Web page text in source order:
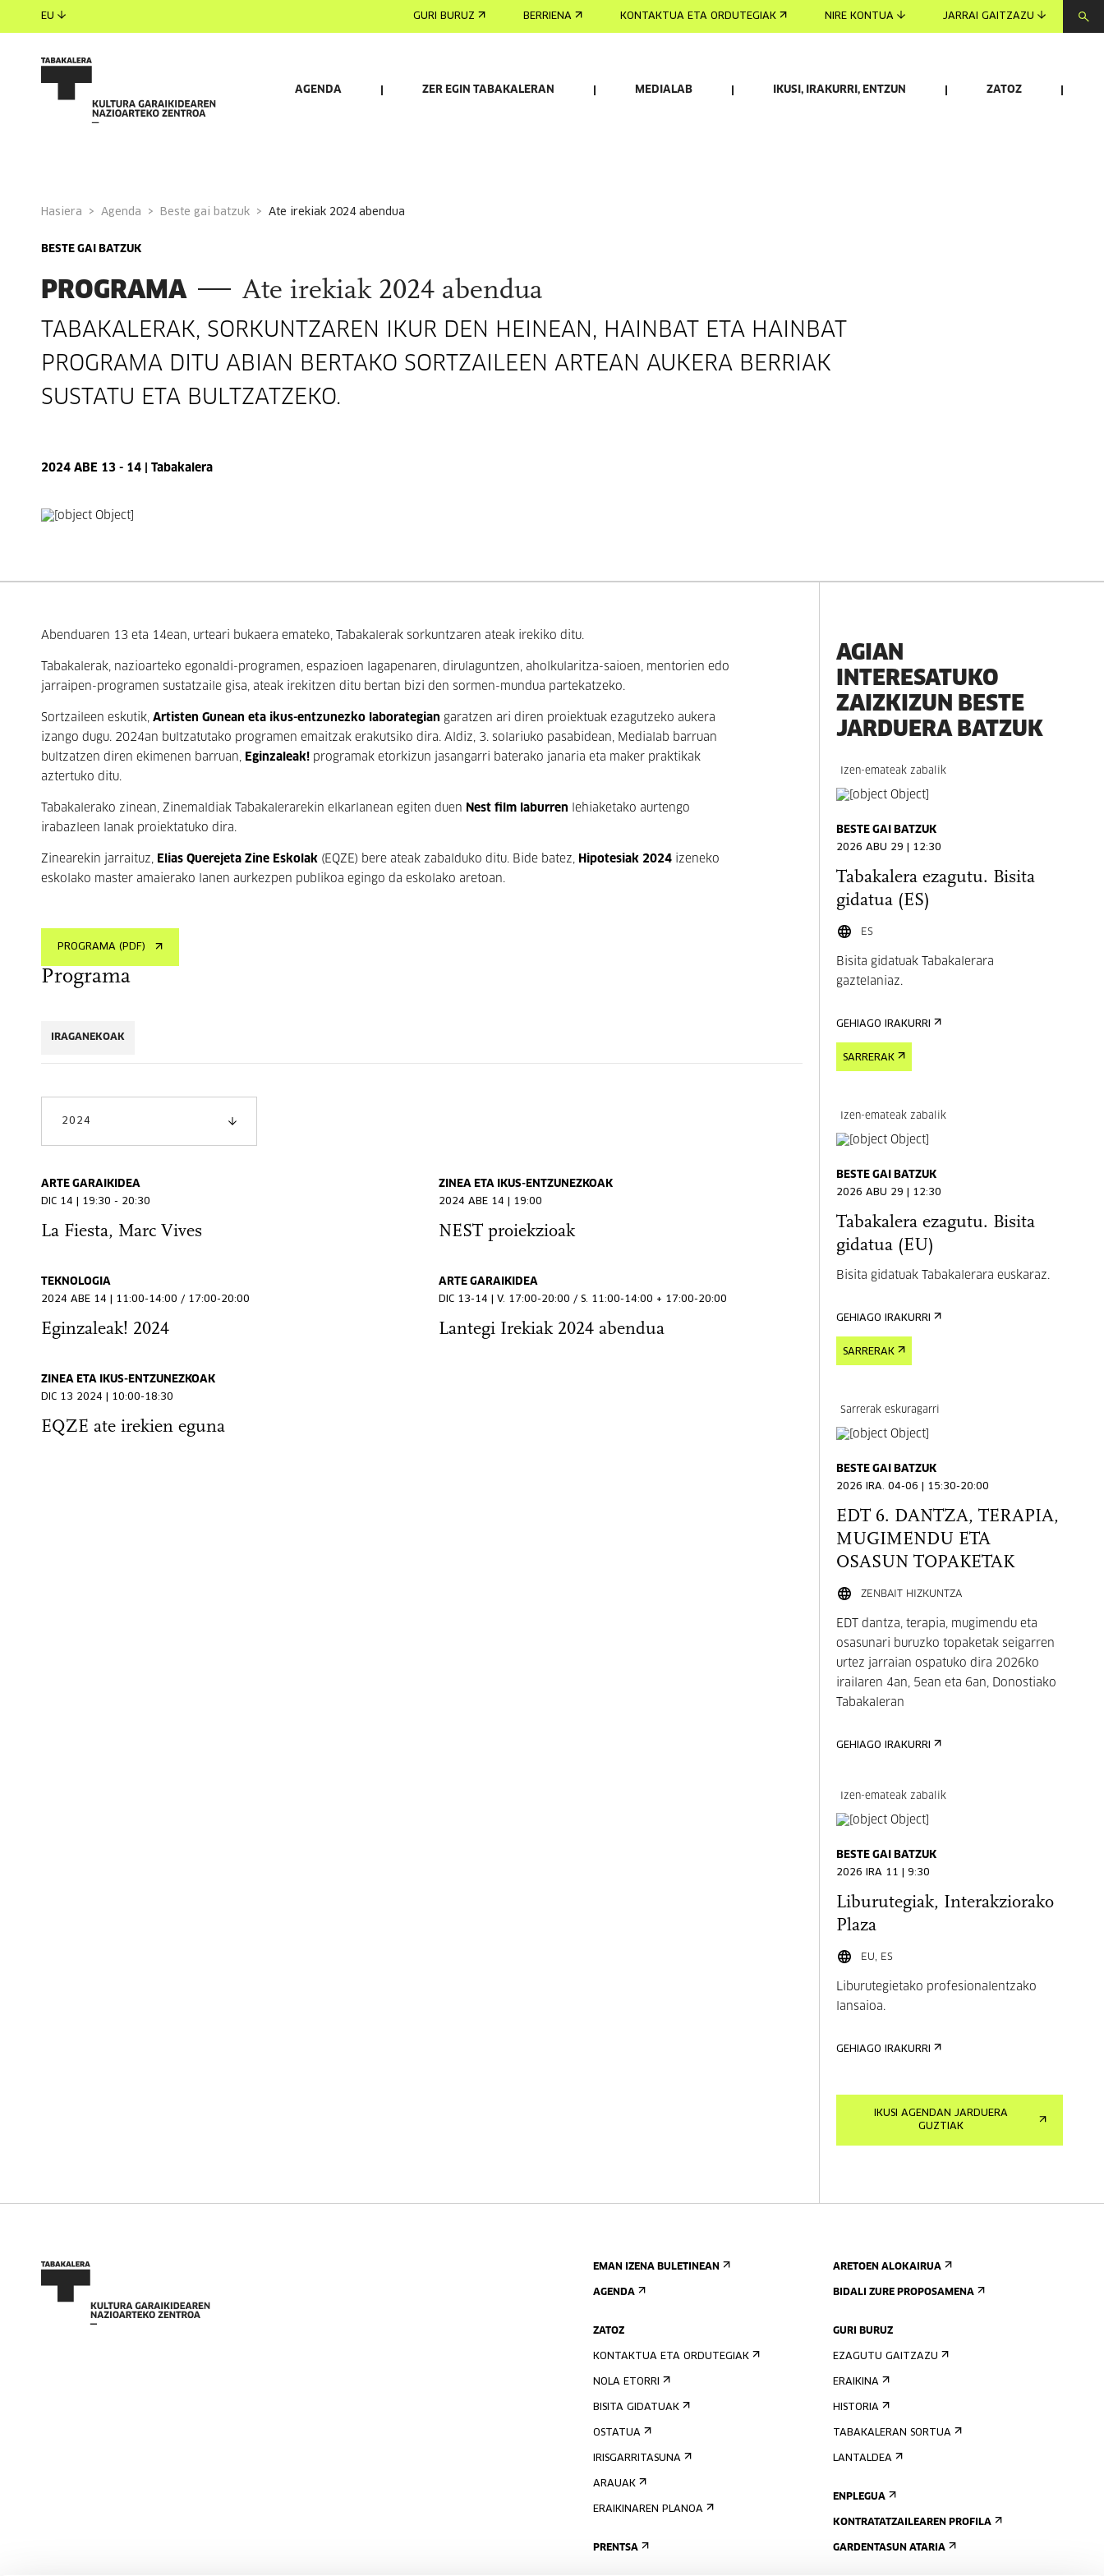
EU GURI BURUZ BERRIENA KONTAKTUA ETA ORDUTEGIAK NIRE KONTUA JARRAI GAITZAZU
AGENDA ZER EGIN TABAKALERAN MEDIALAB IKUSI, IRAKURRI, ENTZUN ZATOZ
Hasiera Agenda Beste gai batzuk ate irekiak 2024 abendua
BESTE GAI BATZUK
PROGRAMA Ate irekiak 2024 abendua
TABAKALERAK, SORKUNTZAREN IKUR DEN HEINEAN, HAINBAT ETA HAINBAT
PROGRAMA DITU ABIAN BERTAKO SORTZAILEEN ARTEAN AUKERA BERRIAK
SUSTATU ETA BULTZATZEKO.
2024 ABE 13 - 14 | Tabakalera
Abenduaren 13 eta 14ean, urteari bukaera emateko, Tabakalerak sorkuntzaren ateak irekiko ditu.
Tabakalerak, nazioarteko egonaldi-programen, espazioen lagapenaren, dirulaguntzen, aholkularitza-saioen, mentorien edo
jarraipen-programen sustatzaile gisa, ateak irekitzen ditu bertan bizi den sormen-mundua partekatzeko.
Sortzaileen eskutik, Artisten Gunean eta ikus-entzunezko laborategian garatzen ari diren proiektuak ezagutzeko aukera
izango dugu. 2024an bultzatutako programen emaitzak erakutsiko dira. Aldiz, 3. solariuko pasabidean, Medialab barruan
bultzatzen diren ekimenen barruan, Eginzaleak! programak etorkizun jasangarri baterako janaria eta maker praktikak
aztertuko ditu.
Tabakalerako zinean, Zinemaldiak Tabakalerarekin elkarlanean egiten duen Nest film laburren lehiaketako aurtengo
irabazleen lanak proiektatuko dira.
Zinearekin jarraituz, Elias Querejeta Zine Eskolak (EQZE) bere ateak zabalduko ditu. Bide batez, Hipotesiak 2024 izeneko
eskolako master amaierako lanen aurkezpen publikoa egingo da eskolako aretoan.
PROGRAMA (PDF)
Programa
IRAGANEKOAK
2024
ARTE GARAIKIDEA
DIC 14 | 19:30 - 20:30
La Fiesta, Marc Vives
ZINEA ETA IKUS-ENTZUNEZKOAK
2024 ABE 14 | 19:00
NEST proiekzioak
TEKNOLOGIA
2024 ABE 14 | 11:00-14:00 / 17:00-20:00
Eginzaleak! 2024
ARTE GARAIKIDEA
DIC 13-14 | V. 17:00-20:00 / S. 11:00-14:00 + 17:00-20:00
Lantegi Irekiak 2024 abendua
ZINEA ETA IKUS-ENTZUNEZKOAK
DIC 13 2024 | 10:00-18:30
EQZE ate irekien eguna
AGIAN
INTERESATUKO
ZAIZKIZUN BESTE
JARDUERA BATZUK
Izen-emateak zabalik
BESTE GAI BATZUK
2026 ABU 29 | 12:30
Tabakalera ezagutu. Bisita
gidatua (ES)
ES
Bisita gidatuak Tabakalerara
gaztelaniaz.
GEHIAGO IRAKURRI
SARRERAK
Izen-emateak zabalik
BESTE GAI BATZUK
2026 ABU 29 | 12:30
Tabakalera ezagutu. Bisita
gidatua (EU)
Bisita gidatuak Tabakalerara euskaraz.
GEHIAGO IRAKURRI
SARRERAK
Sarrerak eskuragarri
BESTE GAI BATZUK
2026 IRA. 04-06 | 15:30-20:00
EDT 6. DANTZA, TERAPIA,
MUGIMENDU ETA
OSASUN TOPAKETAK
ZENBAIT HIZKUNTZA
EDT dantza, terapia, mugimendu eta
osasunari buruzko topaketak seigarren
urtez jarraian ospatuko dira 2026ko
irailaren 4an, 5ean eta 6an, Donostiako
Tabakaleran
GEHIAGO IRAKURRI
Izen-emateak zabalik
BESTE GAI BATZUK
2026 IRA 11 | 9:30
Liburutegiak, Interakziorako
Plaza
EU, ES
Liburutegietako profesionalentzako
lansaioa.
GEHIAGO IRAKURRI
IKUSI AGENDAN JARDUERA
GUZTIAK
EMAN IZENA BULETINEAN
AGENDA
ZATOZ
KONTAKTUA ETA ORDUTEGIAK
NOLA ETORRI
BISITA GIDATUAK
OSTATUA
IRISGARRITASUNA
ARAUAK
ERAIKINAREN PLANOA
PRENTSA
ARETOEN ALOKAIRUA
BIDALI ZURE PROPOSAMENA
GURI BURUZ
EZAGUTU GAITZAZU
ERAIKINA
HISTORIA
TABAKALERAN SORTUA
LANTALDEA
ENPLEGUA
KONTRATATZAILEAREN PROFILA
GARDENTASUN ATARIA